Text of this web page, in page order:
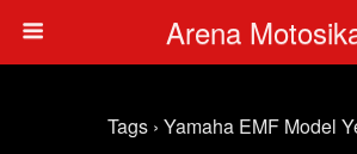
Arena
Tags › Yamaha EMF Model